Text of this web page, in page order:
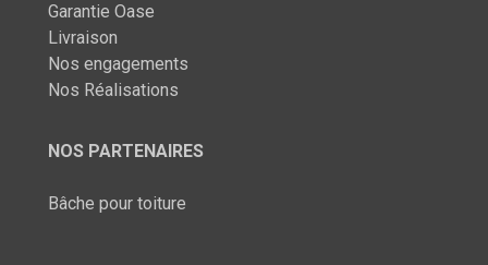
Garantie Oase
Livraison
Nos engagements
Nos Réalisations
NOS PARTENAIRES
Bâche pour toiture